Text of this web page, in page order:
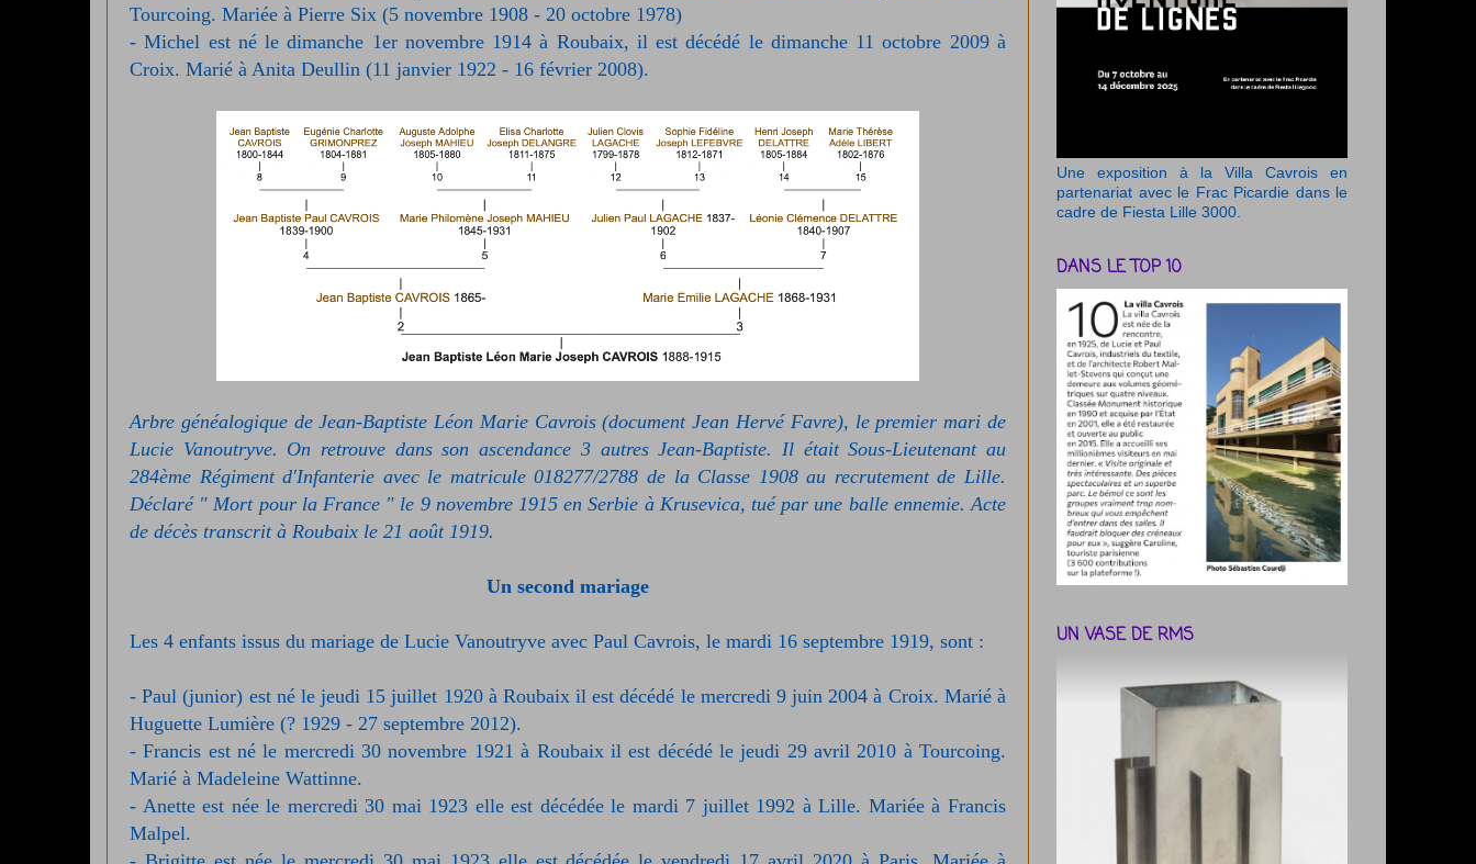
Tourcoing. Mariée à Pierre Six (5 novembre 1908 - 20 octobre 1978)
- Michel est né le dimanche 1er novembre 1914 à Roubaix, il est décédé le dimanche 11 octobre 2009 à
Croix. Marié à Anita Deullin (11 janvier 1922 - 16 février 2008).
Arbre généalogique de Jean-Baptiste Léon Marie Cavrois (document Jean Hervé Favre), le premier mari de
Lucie Vanoutryve. On retrouve dans son ascendance 3 autres Jean-Baptiste. Il étaitSous-Lieutenant au
284ème Régiment d'Infanterie avec le matricule 018277/2788 de la Classe 1908 au recrutement de Lille.
Déclaré " Mort pour la France " le 9 novembre 1915 en Serbie à Krusevica, tué par une balle ennemie. Acte
de décès transcrit à Roubaix le 21 août 1919.
Un second mariage
Les 4 enfants issus du mariage de Lucie Vanoutryve avec Paul Cavrois, le mardi 16 septembre 1919, sont :
- Paul (junior) est né le jeudi 15 juillet 1920 à Roubaix il est décédé le mercredi 9 juin 2004 à Croix. Marié à
Huguette Lumière (? 1929 - 27 septembre 2012).
- Francis est né le mercredi 30 novembre 1921 à Roubaix il est décédé le jeudi 29 avril 2010 à Tourcoing.
Marié à Madeleine Wattinne.
- Anette est née le mercredi 30 mai 1923 elle est décédée le mardi 7 juillet 1992 à Lille. Mariée à Francis
Malpel.
Une exposition à la Villa Cavrois en
partenariat avec le Frac Picardie dans le
cadre de Fiesta Lille 3000.
DANS LE TOP 10
UN VASE DE RMS